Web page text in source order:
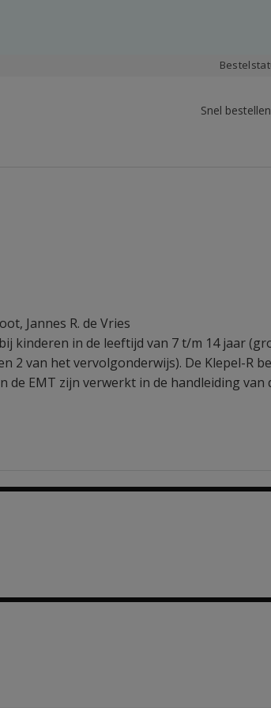
Snel bestellen
, Jannes R. de Vries
kinderen in de leeftijd van 7 t/m 14 jaar
2 van het vervolgonderwijs). De Klepel-R
de EMT zijn verwerkt in de handleiding van